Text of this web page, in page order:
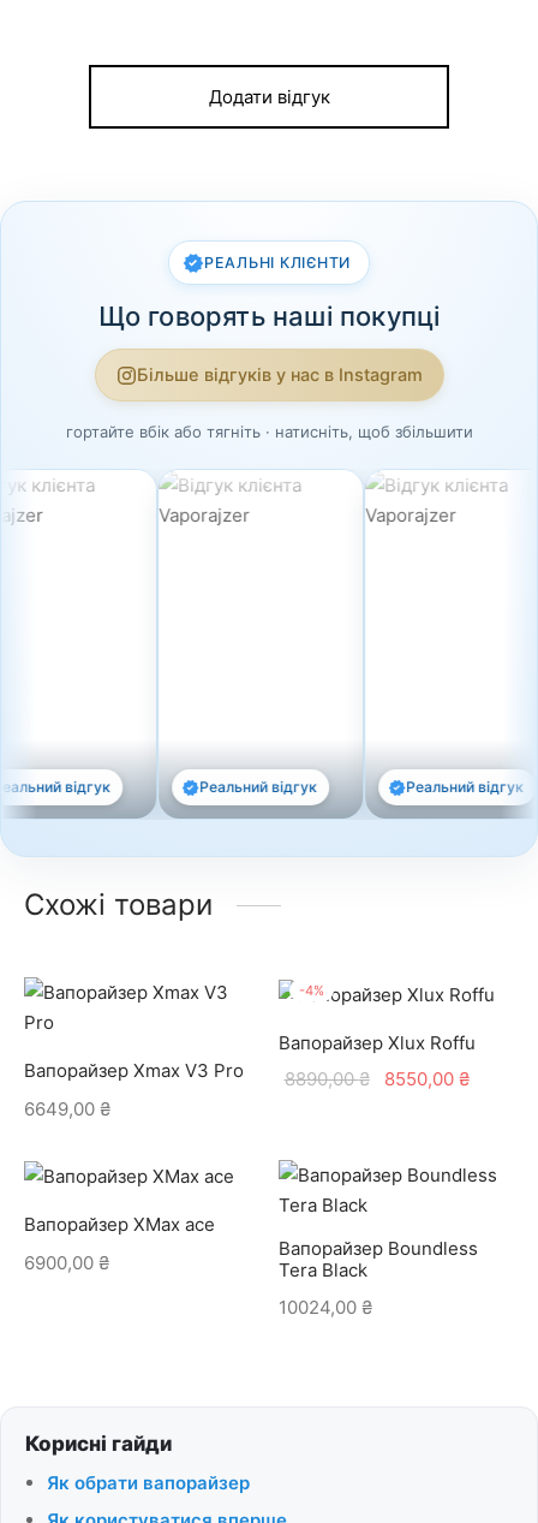
Додати відгук
РЕАЛЬНІ КЛІЄНТИ
Що говорять наші покупці
Більше відгуків у нас в Instagram
гортайте вбік або тягніть · натисніть, щоб збільшити
відгук Реальний відгук Реальний відгук
Схожі товари
Вапорайзер Xmax V3 Pro
6649,00 ₴
-4%
Вапорайзер Xlux Roffu
8890,00₴
Оригінальна
8550,00 ₴
Вапорайзер XMax ace
6900,00 ₴
Вапорайзер Boundless
Tera Black
10024,00 ₴
Корисні гайди
Як обрати вапорайзер